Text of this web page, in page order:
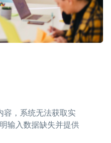
容，系统无法获取实
输入数据缺失并提供